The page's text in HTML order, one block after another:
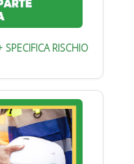
RISCHIO